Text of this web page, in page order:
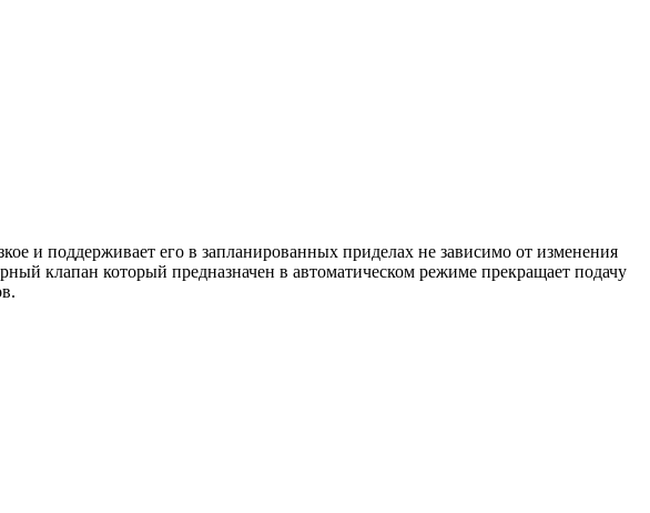
и поддерживает его в запланированных приделах не зависимо от изменения
клапан который предназначен в автоматическом режиме прекращает подачу